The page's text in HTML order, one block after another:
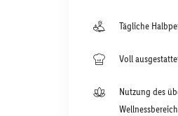
Tägliche
Voll
Nutzung des